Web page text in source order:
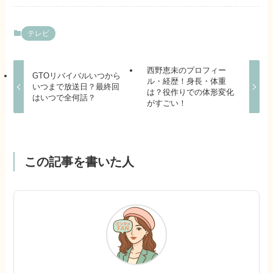
テレビ
GTOリバイバルいつから
いつまで放送日？最終回
はいつで全何話？
西野恵未のプロフィー
ル・経歴！身長・体重
は？役作りでの体形変化
がすごい！
この記事を書いた人